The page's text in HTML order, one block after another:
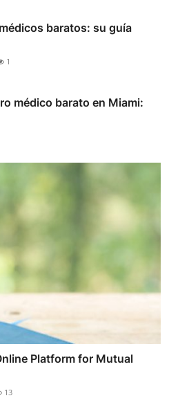
baratos: su guía
1
médico barato en Miami:
Platform for Mutual
13